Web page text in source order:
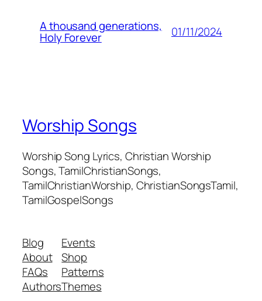
A thousand generations,
Holy Forever 01/11/2024
Worship Songs
Worship Song Lyrics, Christian Worship
Songs, TamilChristianSongs,
TamilChristianWorship, ChristianSongsTamil,
TamilGospelSongs
Blog
About
FAQs
Authors
Events
Shop
Patterns
Themes